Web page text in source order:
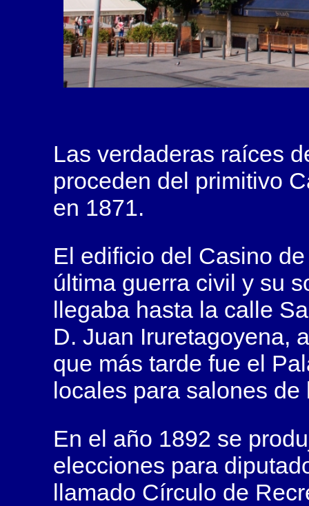
Las verdaderas raíces
proceden del primitivo
en 1871.
El edificio del Casino
última guerra civil y su
llegaba hasta la calle
D. Juan Iruretagoyena,
que más tarde fue el
locales para salones
En el año 1892 se
elecciones para
llamado Círculo de